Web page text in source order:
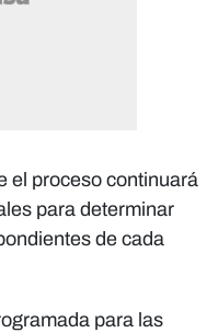
el proceso continuará
para determinar
de cada
para las